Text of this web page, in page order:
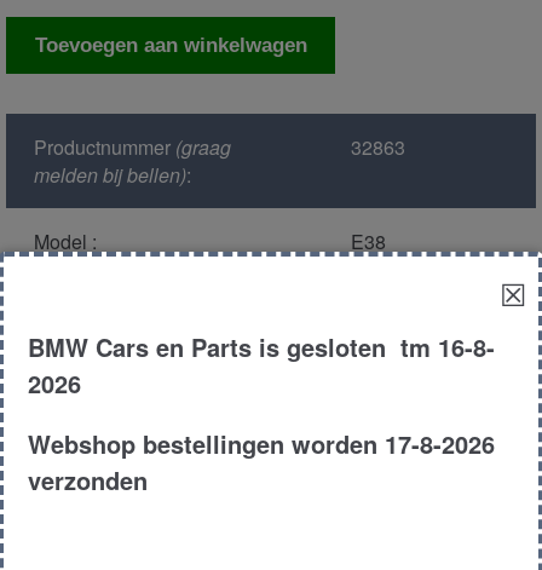
Ruitschakelaar
Toevoegen aan winkelwagen
Productnummer(graag
melden bij bellen):
32863
Model : E38
Metallic
Carroserie :
Motor type :
☒
BMW Cars en Parts is gesloten tm 16-8-
2026
Webshop bestellingen worden 17-8-2026
verzonden